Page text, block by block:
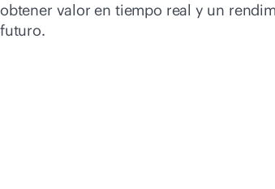
obtener valor en tiempo real y un
futuro.